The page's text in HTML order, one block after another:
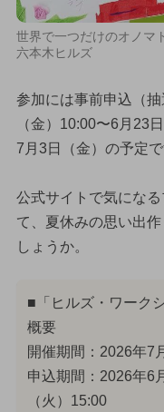
世界で一つだけのオノマ
六本木ヒルズ
参加には事前申込（
（金）10:00〜6月23
7月3日（金）の予定で
公式サイトで気にな
て、夏休みの思い出
しょうか。
■「ヒルズ・ワーク
概要
開催期間：2026年7
申込期間：2026年6
（火）15:00